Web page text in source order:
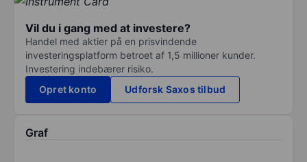
Vil du i gang med at investere?
Handel med aktier på en prisvindende
investeringsplatform betroet af 1,5 millioner kunder.
Investering indebærer risiko.
Opret konto
Udforsk Saxos tilbud
Graf